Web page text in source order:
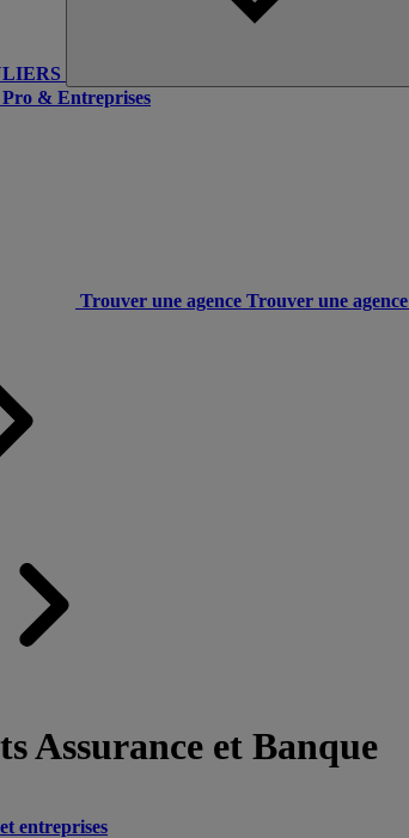
Pro & Entreprises
Trouver une agence Trouver une agence
Assurance et Banque
entreprises